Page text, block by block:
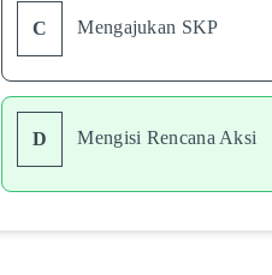
C Mengajukan SKP
D Mengisi Rencana Aksi